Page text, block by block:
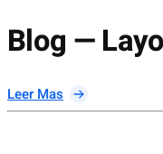
Blog —
Leer Mas:
Blog